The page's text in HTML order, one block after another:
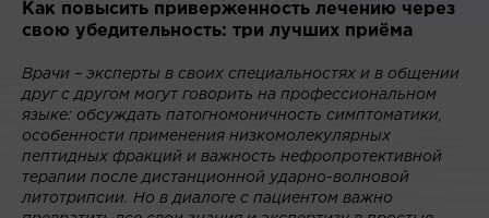
Как повысить приверженность лечению через
свою убедительность: три лучших приёма
Врачи – эксперты в своих специальностях и в общении
друг с другом могут говорить на профессиональном
языке: обсуждать патогномоничность симптоматики,
особенности применения низкомолекулярных
пептидных фракций и важность нефропротективной
терапии после дистанционной ударно-волновой
литотрипсии. Но в диалоге с пациентом важно